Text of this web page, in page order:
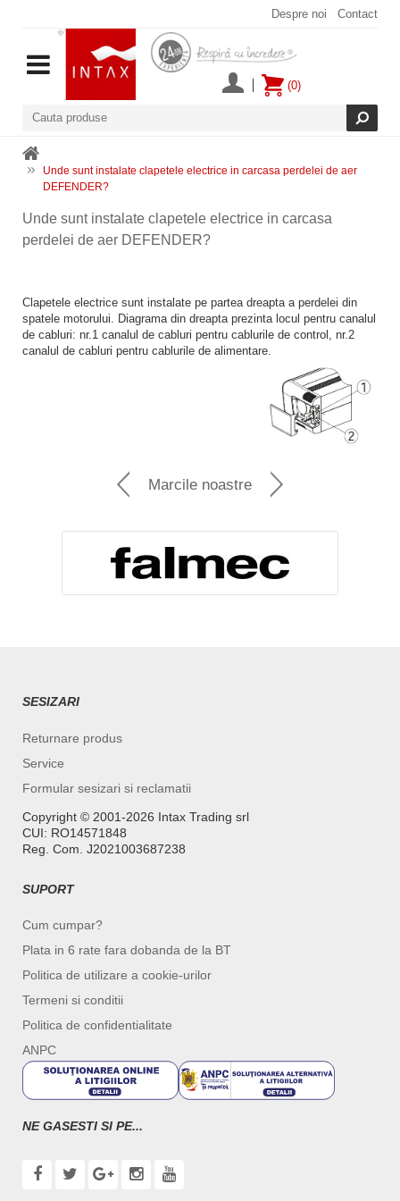
Despre noi Contact
(0)
Unde sunt instalate clapetele electrice in carcasa perdelei de aer
DEFENDER?
Unde sunt instalate clapetele electrice in carcasa
perdelei de aer DEFENDER?
Clapetele electrice sunt instalate pe partea dreapta a perdelei din
spatele motorului. Diagrama din dreapta prezinta locul pentru canalul
de cabluri: nr.1 canalul de cabluri pentru cablurile de control, nr.2
canalul de cabluri pentru cablurile de alimentare.
Marcile noastre
SESIZARI
Returnare produs
Service
Formular sesizari si reclamatii
Copyright ©️ 2001-2026 Intax Trading srl
CUI: RO14571848
Reg. Com. J2021003687238
SUPORT
Cum cumpar?
Plata in 6 rate fara dobanda de la BT
Politica de utilizare a cookie-urilor
Termeni si conditii
Politica de confidentialitate
ANPC
NE GASESTI SI PE...